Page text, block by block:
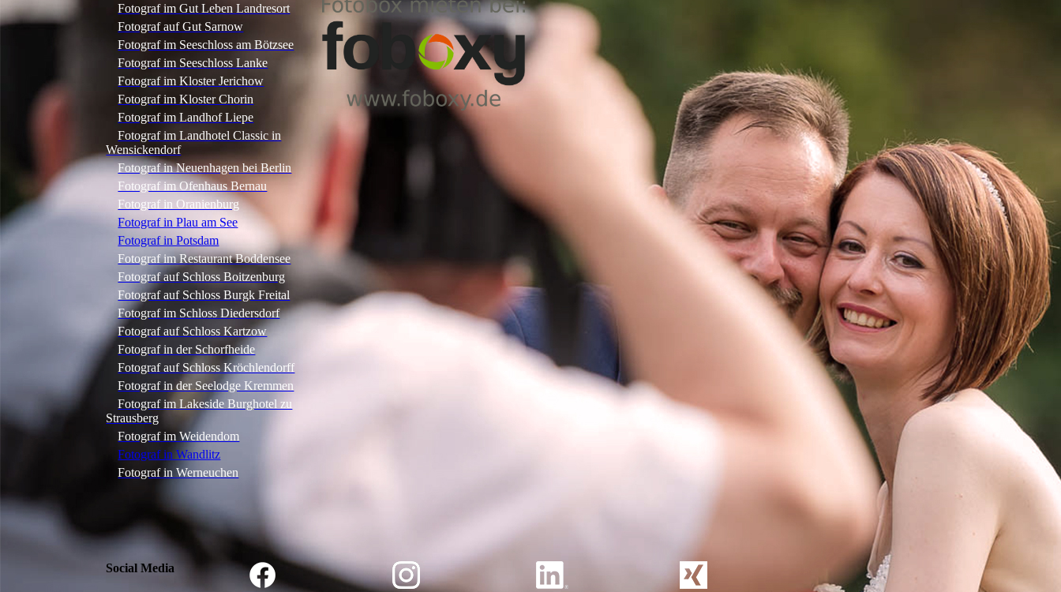
Fotograf im Gut Leben Landresort
Fotograf auf Gut Sarnow
Fotograf im Seeschloss am Bötzsee
Fotograf im Seeschloss Lanke
Fotograf im Kloster Jerichow
Fotograf im Kloster Chorin
Fotograf im Landhof Liepe
Fotograf im Landhotel Classic in
Wensickendorf
Fotograf in Neuenhagen bei Berlin
Fotograf im Ofenhaus Bernau
Fotograf in Oranienburg
Fotograf in Plau am See
Fotograf in Potsdam
Fotograf im Restaurant Boddensee
Fotograf auf Schloss Boitzenburg
Fotograf auf Schloss Burgk Freital
Fotograf im Schloss Diedersdorf
Fotograf auf Schloss Kartzow
Fotograf in der Schorfheide
Fotograf auf Schloss Kröchlendorff
Fotograf in der Seelodge Kremmen
Fotograf im Lakeside Burghotel zu
Strausberg
Fotograf im Weidendom
Fotograf in Wandlitz
Fotograf in Werneuchen
Social Media